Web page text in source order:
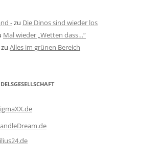
-zu Die Dinos sind wieder los
Mal wieder „Wetten dass…“
zu Alles im grünen Bereich